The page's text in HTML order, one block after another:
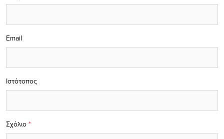
Σχόλιο *
Email
Ιστότοπος